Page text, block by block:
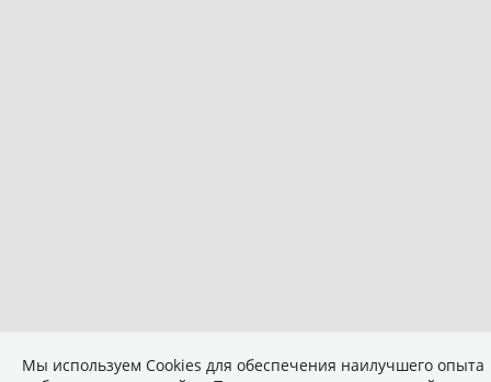
Мы используем Сookies для обеспечения наилучшего опыта